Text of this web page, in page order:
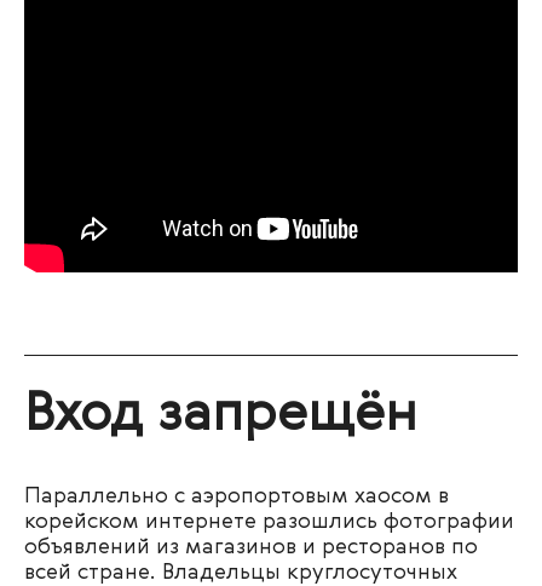
Вход запрещён
Параллельно с аэропортовым хаосом в
корейском интернете разошлись фотографии
объявлений из магазинов и ресторанов по
всей стране. Владельцы круглосуточных